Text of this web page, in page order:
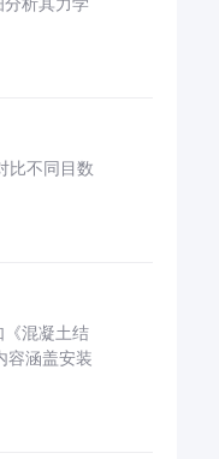
分析其力学
比不同目数
《混凝土结
容涵盖安装